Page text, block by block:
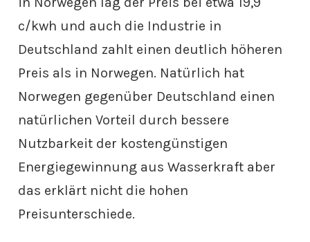
c/kwh und auch die Industrie in
Deutschland zahlt einen deutlich höheren
Preis als in Norwegen. Natürlich hat
Norwegen gegenüber Deutschland einen
natürlichen Vorteil durch bessere
Nutzbarkeit der kostengünstigen
Energiegewinnung aus Wasserkraft aber
das erklärt nicht die hohen
Preisunterschiede.